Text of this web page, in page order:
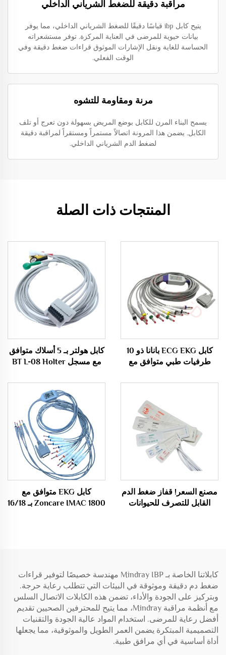
مراقبة دقيقة للضغط الشرياني الداخلي
يتيح كابل ibp قياسًا دقيقًا للضغط الشرياني الداخلي، مما يوفر
بيانات حيوية للمرضى في العناية المركزة. توفر مستشعراته
الحساسة للغاية ونقل الإشارات الموثوق قراءات ضغط دقيقة وفي
الوقت الفعلي.
مرنة ومقاومة للتشوه
يسمح البناء المرن للكابل بوضع المريض بسهولة دون تعرج أو تلف
الكابل. يضمن هذا المرونة اتصالاً مستمراً ومستقراً لمراقبة دقيقة
لضغط الدم الشرياني الداخلي.
المنتجات ذات الصلة
كابل ECG EKG بانانا ذو 10
طرفيات طبي متوافق مع
ساخنة
كابل هولتر بـ 5 أسلاك متوافق
مع مسجل BT L-08 Holter
مصنع السعر! قفاز ضغط الدم
القابل للتصرف للحيوانات
كابل EKG متوافق مع
Zoncare IMAC 1800 بـ 16/18
كابلاتنا الخاصة بـ Mindray IBP مهندسة خصيصًا لتوفير قراءات
ضغط دم دقيقة وموثوقة في البيئات التي تتطلب رعاية حرجة.
وبتركيز على الجودة والأداء، تضمن هذه الكابلات الاتصال السلس
مع أنظمة مراقبة Mindray، مما يتيح للمحترفين الصحيين تقديم
أفضل رعاية للمرضى. استخدام المواد عالية الجودة والتقنيات
التصميمية المبتكرة يضمن العمر الطويل والموثوقية، مما يجعلها
أداة أساسية في أي مرافق طبية.